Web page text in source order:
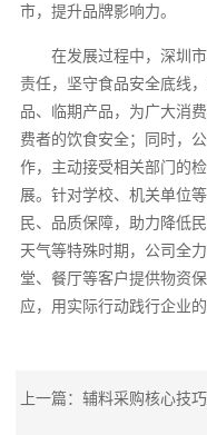
市，提升品牌影响力。
在发展过程中，深圳
责任，坚守食品安全底线
品、临期产品，为广大消
费者的饮食安全；同时，
作，主动接受相关部门的
展。针对学校、机关单位
民、品质保障，助力降低
天气等特殊时期，公司全
堂、餐厅等客户提供物资
应，用实际行动践行企业
上一篇：辅料采购核心技